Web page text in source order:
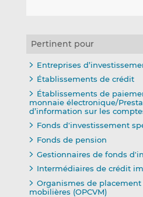
Pertinent pour
Entreprises
Établissements de crédit
Établissements de
monnaie électronique/
d’information sur les
Fonds d'investissement
Fonds de pension
Gestionnaires de fonds
Intermédiaires de crédit
Organismes de
mobilières (OPCVM)